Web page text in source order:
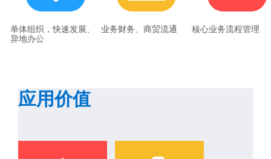
单体组织，快速发展、
异地办公
业务财务、商贸流通 核心业务流程管理
应用价值